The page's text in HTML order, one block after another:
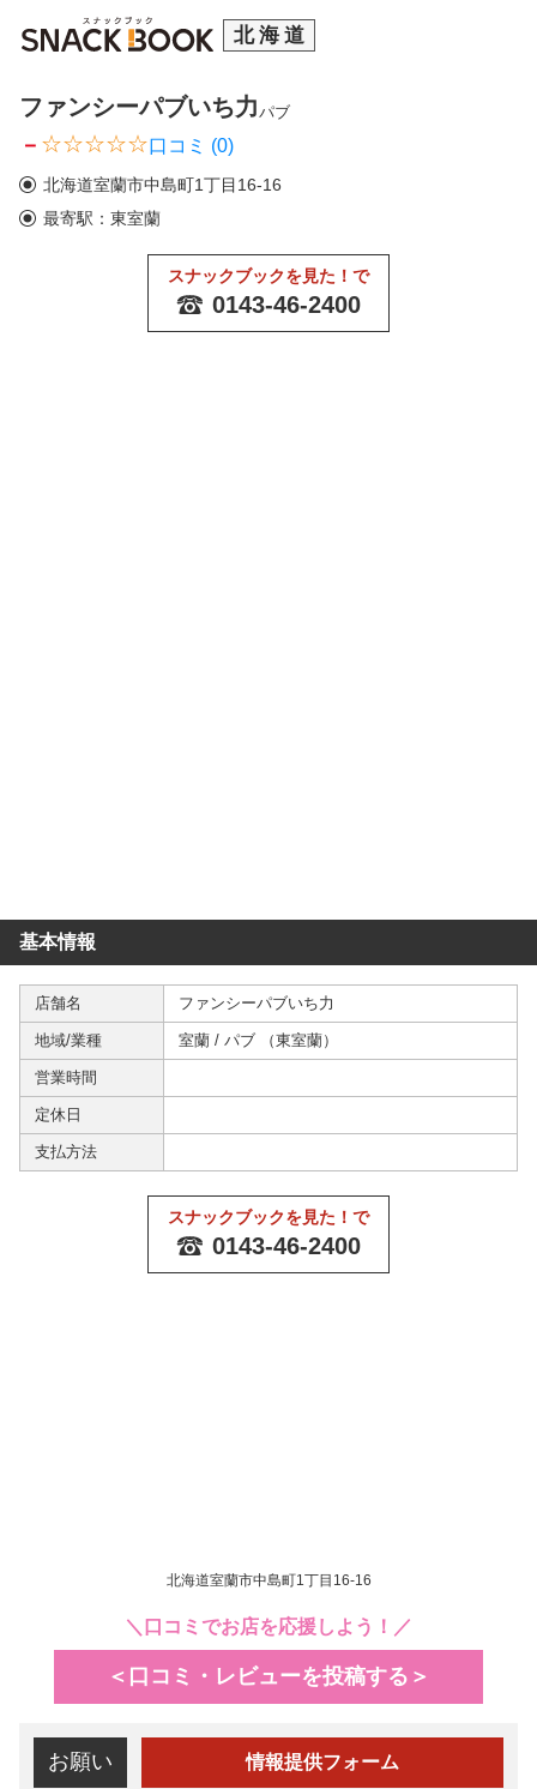
北海道
ファンシーパブいち力パブ
－ 口コミ (0)
北海道室蘭市中島町1丁目16-16
最寄駅：東室蘭
スナックブックを見た！で
0143-46-2400
基本情報
店舗名 ファンシーパブいち力
地域/業種 室蘭 / パブ （東室蘭）
営業時間
定休日
支払方法
スナックブックを見た！で
0143-46-2400
北海道室蘭市中島町1丁目16-16
＼口コミでお店を応援しよう！／
＜口コミ・レビューを投稿する＞
お願い 情報提供フォーム